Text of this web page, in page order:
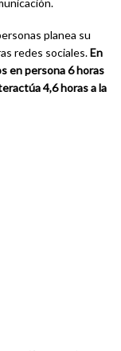
planea su
redes sociales.En
en persona 6 horas
4,6 horas a la